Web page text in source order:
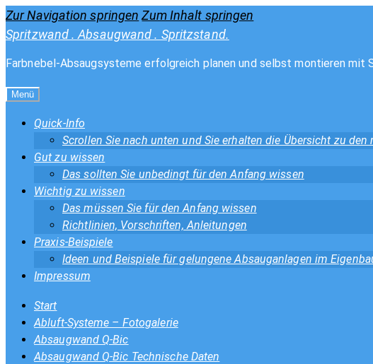
Zur Navigation springen Zum Inhalt springen
Spritzwand . Absaugwand . Spritzstand.
Farbnebel-Absaugsysteme erfolgreich planen und selbst montieren mit
Menü
Quick-Info
Scrollen Sie nach unten und Sie erhalten die Übersicht zu den
Gut zu wissen
Das sollten Sie unbedingt für den Anfang wissen
Wichtig zu wissen
Das müssen Sie für den Anfang wissen
Richtlinien, Vorschriften, Anleitungen
Praxis-Beispiele
Ideen und Beispiele für gelungene Absauganlagen im
Impressum
Start
Abluft-Systeme – Fotogalerie
Absaugwand Q-Bic
Absaugwand Q-Bic Technische Daten